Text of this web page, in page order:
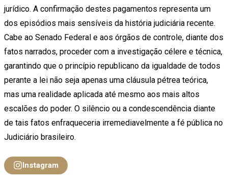
jurídico. A confirmação destes pagamentos representa um
dos episódios mais sensíveis da história judiciária recente.
Cabe ao Senado Federal e aos órgãos de controle, diante dos
fatos narrados, proceder com a investigação célere e técnica,
garantindo que o princípio republicano da igualdade de todos
perante a lei não seja apenas uma cláusula pétrea teórica,
mas uma realidade aplicada até mesmo aos mais altos
escalões do poder. O silêncio ou a condescendência diante
de tais fatos enfraqueceria irremediavelmente a fé pública no
Judiciário brasileiro.
Instagram